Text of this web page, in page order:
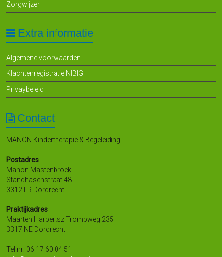
Zorgwijzer
Extra informatie
Algemene voorwaarden
Klachtenregistratie NIBIG
Privaybeleid
Contact
MANON Kindertherapie & Begeleiding
Postadres
Manon Mastenbroek
Standhasenstraat 48
3312 LR Dordrecht
Praktijkadres
Maarten Harpertsz Trompweg 235
3317 NE Dordrecht
Tel.nr: 06 17 60 04 51